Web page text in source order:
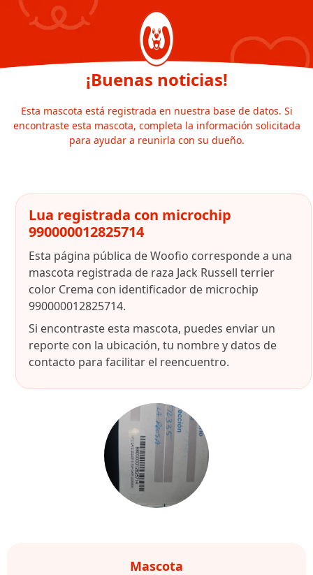
¡Buenas noticias!
Esta mascota está registrada en nuestra base de datos. Si
encontraste esta mascota, completa la información solicitada
para ayudar a reunirla con su dueño.
Lua registrada con microchip
990000012825714
Esta página pública de Woofio corresponde a una
mascota registrada de raza Jack Russell terrier
color Crema con identificador de microchip
990000012825714.
Si encontraste esta mascota, puedes enviar un
reporte con la ubicación, tu nombre y datos de
contacto para facilitar el reencuentro.
Mascota